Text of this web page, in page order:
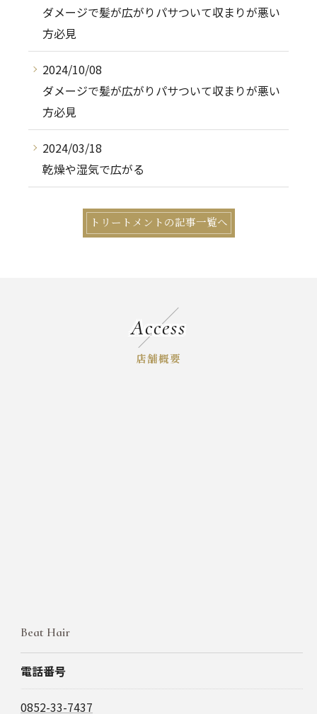
ダメージで髪が広がりパサついて収まりが悪い
方必見
2024/10/08
ダメージで髪が広がりパサついて収まりが悪い
方必見
2024/03/18
乾燥や湿気で広がる
トリートメントの記事一覧へ
Access
店舗概要
Beat Hair
電話番号
0852-33-7437